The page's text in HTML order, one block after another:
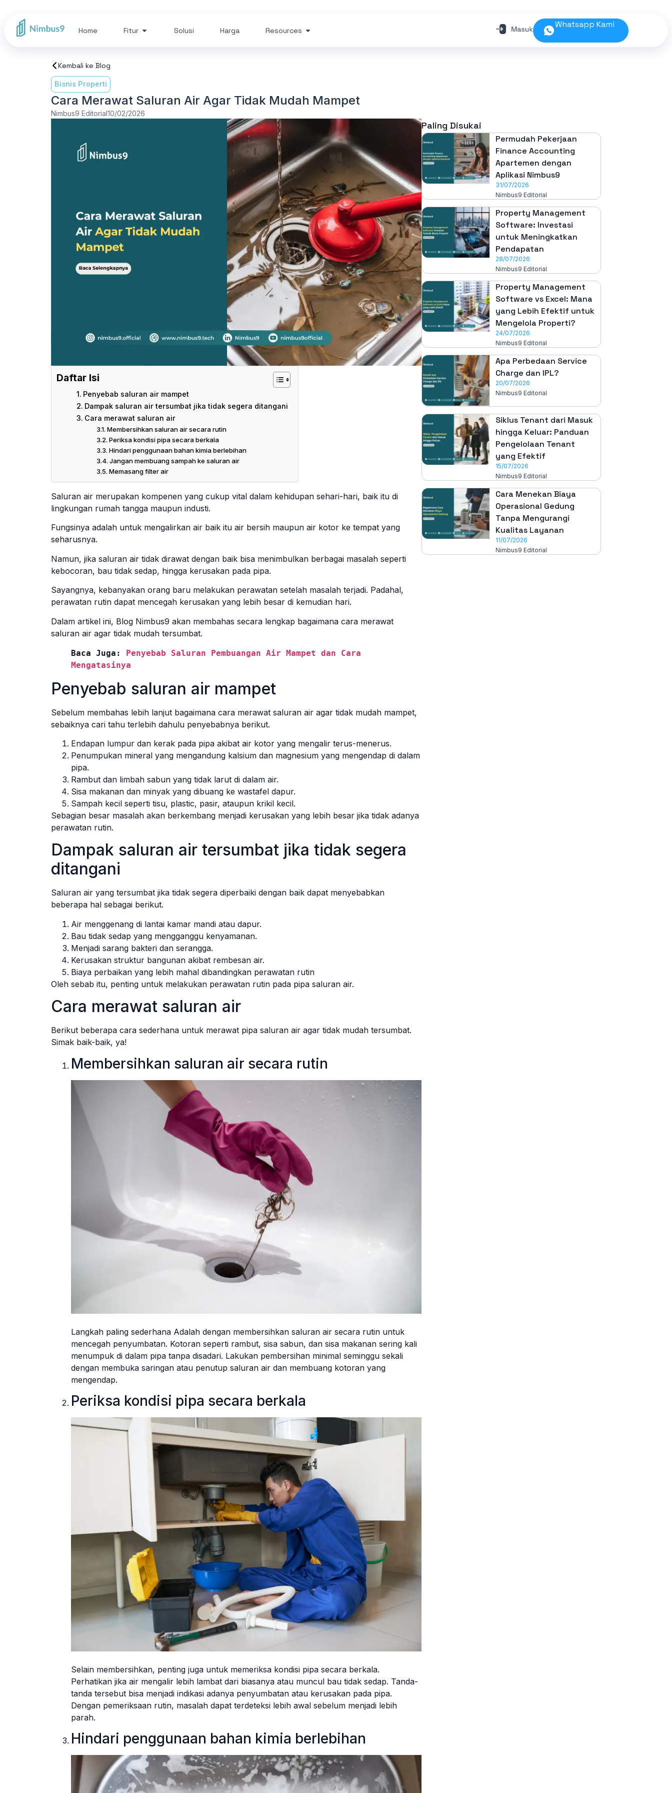
Home Fitur Solusi Harga Resources
Whatsapp Kami
Kembali ke Blog
Bisnis Properti
Cara Merawat Saluran Air Agar Tidak Mudah Mampet
Nimbus9 Editorial10/02/2026
Daftar Isi
Penyebab saluran air mampet
Dampak saluran air tersumbat jika tidak segera ditangani
Cara merawat saluran air
Membersihkan saluran air secara rutin
Periksa kondisi pipa secara berkala
Hindari penggunaan bahan kimia berlebihan
Jangan membuang sampah ke saluran air
Memasang filter air
Saluran air merupakan kompenen yang cukup vital dalam kehidupan sehari-hari, baik itu di
lingkungan rumah tangga maupun industi.
Fungsinya adalah untuk mengalirkan air baik itu air bersih maupun air kotor ke tempat yang
seharusnya.
Namun, jika saluran air tidak dirawat dengan baik bisa menimbulkan berbagai masalah seperti
kebocoran, bau tidak sedap, hingga kerusakan pada pipa.
Sayangnya, kebanyakan orang baru melakukan perawatan setelah masalah terjadi. Padahal,
perawatan rutin dapat mencegah kerusakan yang lebih besar di kemudian hari.
Dalam artikel ini, Blog Nimbus9 akan membahas secara lengkap bagaimana cara merawat
saluran air agar tidak mudah tersumbat.
Baca Juga: Penyebab Saluran Pembuangan Air Mampet dan Cara
Mengatasinya
Penyebab saluran air mampet
Sebelum membahas lebih lanjut bagaimana cara merawat saluran air agar tidak mudah mampet,
sebaiknya cari tahu terlebih dahulu penyebabnya berikut.
Endapan lumpur dan kerak pada pipa akibat air kotor yang mengalir terus-menerus.
Penumpukan mineral yang mengandung kalsium dan magnesium yang mengendap di dalam
pipa.
Rambut dan limbah sabun yang tidak larut di dalam air.
Sisa makanan dan minyak yang dibuang ke wastafel dapur.
Sampah kecil seperti tisu, plastic, pasir, ataupun krikil kecil.
Sebagian besar masalah akan berkembang menjadi kerusakan yang lebih besar jika tidak adanya
perawatan rutin.
Dampak saluran air tersumbat jika tidak segera
ditangani
Saluran air yang tersumbat jika tidak segera diperbaiki dengan baik dapat menyebabkan
beberapa hal sebagai berikut.
Air menggenang di lantai kamar mandi atau dapur.
Bau tidak sedap yang mengganggu kenyamanan.
Menjadi sarang bakteri dan serangga.
Kerusakan struktur bangunan akibat rembesan air.
Biaya perbaikan yang lebih mahal dibandingkan perawatan rutin
Oleh sebab itu, penting untuk melakukan perawatan rutin pada pipa saluran air.
Cara merawat saluran air
Berikut beberapa cara sederhana untuk merawat pipa saluran air agar tidak mudah tersumbat.
Simak baik-baik, ya!
Membersihkan saluran air secara rutin
Langkah paling sederhana Adalah dengan membersihkan saluran air secara rutin untuk
mencegah penyumbatan. Kotoran seperti rambut, sisa sabun, dan sisa makanan sering kali
menumpuk di dalam pipa tanpa disadari. Lakukan pembersihan minimal seminggu sekali
dengan membuka saringan atau penutup saluran air dan membuang kotoran yang
mengendap.
Periksa kondisi pipa secara berkala
Selain membersihkan, penting juga untuk memeriksa kondisi pipa secara berkala.
Perhatikan jika air mengalir lebih lambat dari biasanya atau muncul bau tidak sedap. Tanda-
tanda tersebut bisa menjadi indikasi adanya penyumbatan atau kerusakan pada pipa.
Dengan pemeriksaan rutin, masalah dapat terdeteksi lebih awal sebelum menjadi lebih
parah.
Hindari penggunaan bahan kimia berlebihan
Paling Disukai
Permudah Pekerjaan
Finance Accounting
Apartemen dengan
Aplikasi Nimbus9
31/07/2026
Nimbus9 Editorial
Property Management
Software: Investasi
untuk Meningkatkan
Pendapatan
28/07/2026
Nimbus9 Editorial
Property Management
Software vs Excel: Mana
yang Lebih Efektif untuk
Mengelola Properti?
24/07/2026
Nimbus9 Editorial
Apa Perbedaan Service
Charge dan IPL?
20/07/2026
Nimbus9 Editorial
Siklus Tenant dari Masuk
hingga Keluar: Panduan
Pengelolaan Tenant
yang Efektif
15/07/2026
Nimbus9 Editorial
Cara Menekan Biaya
Operasional Gedung
Tanpa Mengurangi
Kualitas Layanan
11/07/2026
Nimbus9 Editorial